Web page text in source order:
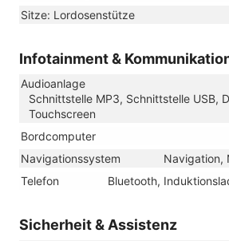
Sitze: Lordosenstütze
Infotainment &
Audioanlage
Schnittstelle MP3, Schnittstelle USB,
Touchscreen
Bordcomputer
Navigationssystem
Navigation,
Telefon
Bluetooth,
Sicherheit & Assistenz